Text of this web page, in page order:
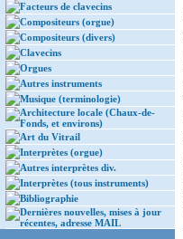
Facteurs de clavecins
Compositeurs (orgue)
Compositeurs (divers)
Clavecins
Orgues
Autres instruments
Musique (terminologie)
Architecture locale (Chaux-de-
Fonds, et environs)
Art du Vitrail
Interprètes (orgue)
Autres interprètes div.
Interprètes (tous instruments)
Bibliographie
Dernières nouvelles, mises à jour
récentes, adresse MAIL